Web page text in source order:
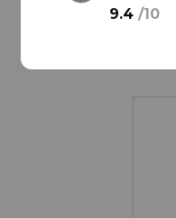
9.4 /10